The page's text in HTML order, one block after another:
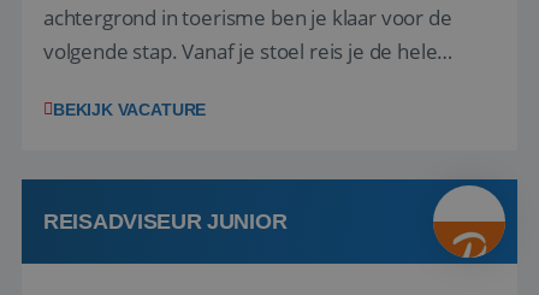
achtergrond in toerisme ben je klaar voor de
volgende stap. Vanaf je stoel reis je de hele
wensen van je team, je klant en wat er in de
klanten te overtuigen om die droomreis te
boeken! ...
BEKIJK VACATURE
REISADVISEUR JUNIOR